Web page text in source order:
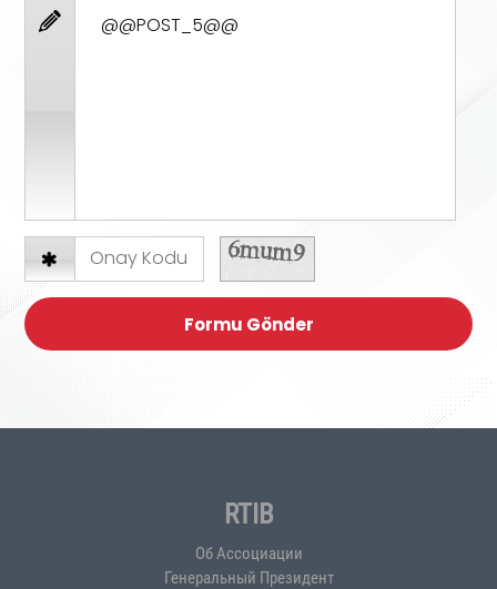
Formu Gönder
RTIB
Об Ассоциации
Генеральный Президент